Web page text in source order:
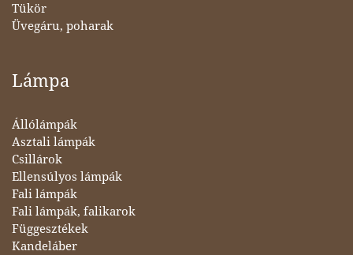
Tükör
Üvegáru, poharak
Lámpa
Állólámpák
Asztali lámpák
Csillárok
Ellensúlyos lámpák
Fali lámpák
Fali lámpák, falikarok
Függesztékek
Kandeláber